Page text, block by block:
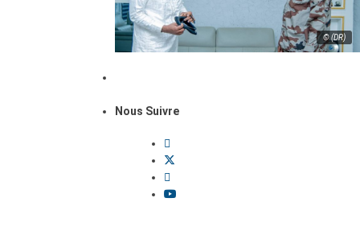
© (DR)
Nous Suivre